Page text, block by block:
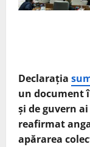
Declaraţia
un document
şi de guvern
reafirmat
apărarea